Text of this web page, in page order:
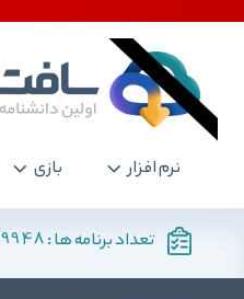
نرم افزار بازی
تعداد برنامه ها :9948